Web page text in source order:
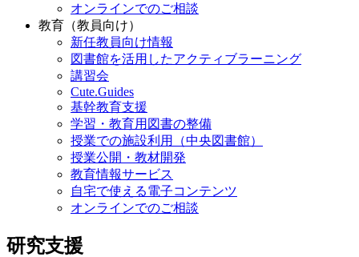
オンラインでのご相談
教育（教員向け）
新任教員向け情報
図書館を活用したアクティブラーニング
講習会
Cute.Guides
基幹教育支援
学習・教育用図書の整備
授業での施設利用（中央図書館）
授業公開・教材開発
教育情報サービス
自宅で使える電子コンテンツ
オンラインでのご相談
研究支援